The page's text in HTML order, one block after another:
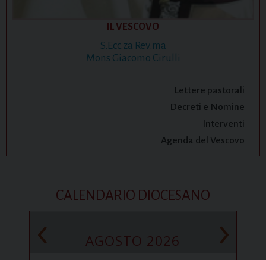
IL VESCOVO
S.Ecc.za Rev.ma
Mons Giacomo Cirulli
Lettere pastorali
Decreti e Nomine
Interventi
Agenda del Vescovo
CALENDARIO DIOCESANO
‹ AGOSTO 2026 ›